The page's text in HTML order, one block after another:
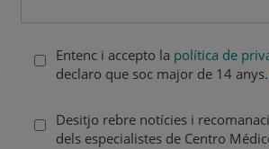
Entenc i accepto la política de
declaro que soc major de 14 anys.
Desitjo rebre notícies i
dels especialistes de Centro